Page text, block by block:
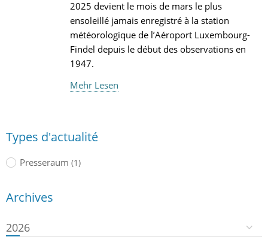
2025 devient le mois de mars le plus
ensoleillé jamais enregistré à la station
météorologique de l’Aéroport Luxembourg-
Findel depuis le début des observations en
1947.
Mehr Lesen
Types d'actualité
Presseraum (1)
Archives
2026